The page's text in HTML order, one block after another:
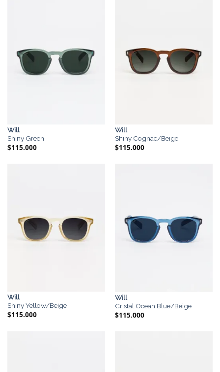
Will
Shiny Green
$115.000
Will
Shiny Cognac/Beige
$115.000
Will
Shiny Yellow/Beige
$115.000
Will
Cristal Ocean Blue/Beige
$115.000